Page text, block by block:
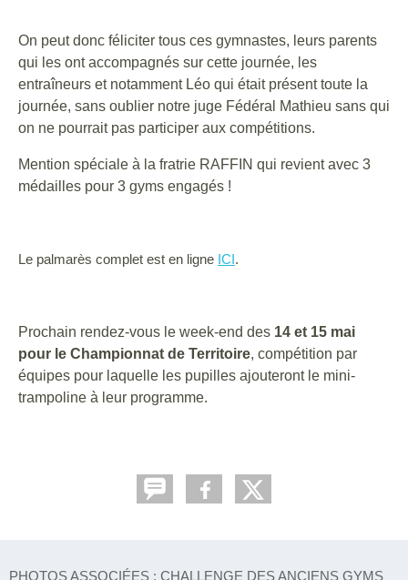
On peut donc féliciter tous ces gymnastes, leurs parents
qui les ont accompagnés sur cette journée, les
entraîneurs et notamment Léo qui était présent toute la
journée, sans oublier notre juge Fédéral Mathieu sans qui
on ne pourrait pas participer aux compétitions.
Mention spéciale à la fratrie RAFFIN qui revient avec 3
médailles pour 3 gyms engagés !
Le palmarès complet est en ligne ICI.
Prochain rendez-vous le week-end des 14 et 15 mai
pour le Championnat de Territoire, compétition par
équipes pour laquelle les pupilles ajouteront le mini-
trampoline à leur programme.
PHOTOS ASSOCIÉES : CHALLENGE DES ANCIENS GYMS